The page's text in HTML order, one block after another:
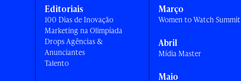
Editoriais
100 Dias de Inovação
Marketing na Olimpíada
Drops Agências &
Anunciantes
Talento
Março
Women to Watch Summit
Abril
Mídia Master
Maio